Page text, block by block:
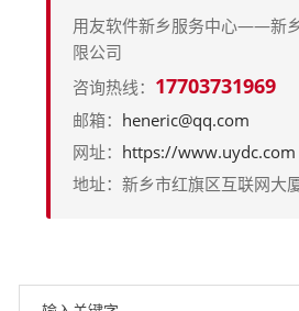
用友软件新乡服务中心——新
限公司
咨询热线： 17703731969
邮箱： heneric@qq.com
网址： https://www.uydc.com
地址：新乡市红旗区互联网大